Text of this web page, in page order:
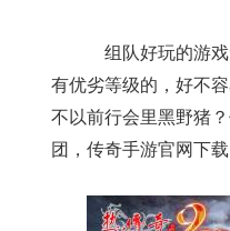
组队好玩的游戏
有优劣等级的，好不
不以前行会里黑野猪
团，传奇手游官网下